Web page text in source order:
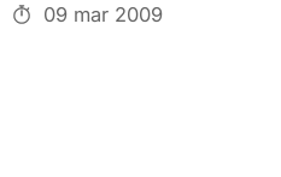
09 mar 2009